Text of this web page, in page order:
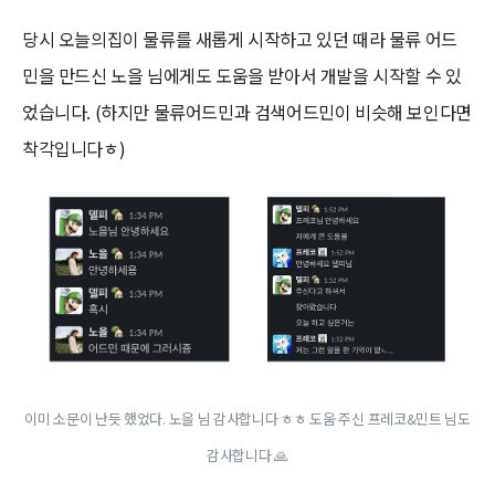
당시 오늘의집이 물류를 새롭게 시작하고 있던 때라 물류 어드
민을 만드신 노을 님에게도 도움을 받아서 개발을 시작할 수 있
었습니다. (하지만 물류어드민과 검색어드민이 비슷해 보인다면
착각입니다ㅎ)
이미 소문이 난듯 했었다. 노을 님 감사합니다 ㅎㅎ 도움 주신 프레코&민트 님도
감사합니다 🙏